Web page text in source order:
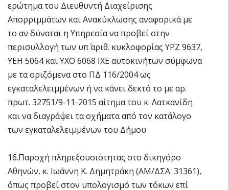
ερώτημα του Διευθυντή Διαχείρισης
Απορριμμάτων και Ανακύκλωσης αναφορικά με
το αν δύναται η Υπηρεσία να προβεί στην
περισυλλογή των υπ΄ αριθ. κυκλοφορίας ΥΡΖ 9637,
ΥΕΗ 5064 και ΥΧΟ 6068 ΙΧΕ αυτοκινήτων σύμφωνα
με τα οριζόμενα στο ΠΔ 116/2004 ως
εγκαταλελειμμένων ή να κάνει δεκτό το με αρ.
πρωτ. 32751/9-11-2015 αίτημα του κ. Λατκανίδη
και να διαγράψει τα οχήματα από τον κατάλογο
των εγκαταλελειμμένων του Δήμου.
16.Παροχή πληρεξουσιότητας στο δικηγόρο
Αθηνών, κ. Ιωάννη Κ. Δημητράκη (ΑΜ/ΔΣΑ: 31361),
όπως προβεί στον υπολογισμό των τόκων επί